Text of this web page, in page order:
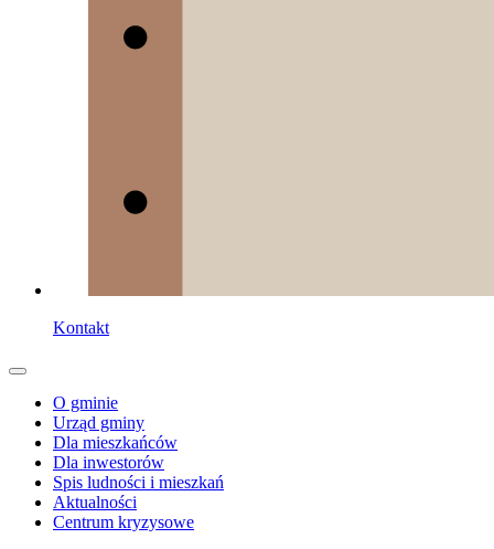
Kontakt
O gminie
Urząd gminy
Dla mieszkańców
Dla inwestorów
Spis ludności i mieszkań
Aktualności
Centrum kryzysowe